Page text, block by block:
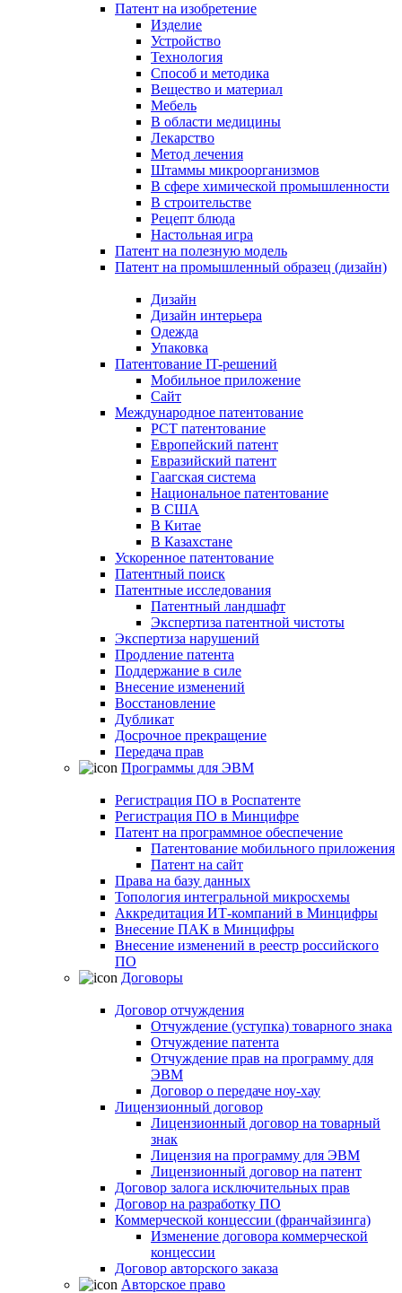
Патент на изобретение
Изделие
Устройство
Технология
Способ и методика
Вещество и материал
Мебель
В области медицины
Лекарство
Метод лечения
Штаммы микроорганизмов
В сфере химической промышленности
В строительстве
Рецепт блюда
Настольная игра
Патент на полезную модель
Патент на промышленный образец (дизайн)
Дизайн
Дизайн интерьера
Одежда
Упаковка
Патентование IT-решений
Мобильное приложение
Сайт
Международное патентование
PCT патентование
Европейский патент
Евразийский патент
Гаагская система
Национальное патентование
В США
В Китае
В Казахстане
Ускоренное патентование
Патентный поиск
Патентные исследования
Патентный ландшафт
Экспертиза патентной чистоты
Экспертиза нарушений
Продление патента
Поддержание в силе
Внесение изменений
Восстановление
Дубликат
Досрочное прекращение
Передача прав
Программы для ЭВМ
Регистрация ПО в Роспатенте
Регистрация ПО в Минцифре
Патент на программное обеспечение
Патентование мобильного приложения
Патент на сайт
Права на базу данных
Топология интегральной микросхемы
Аккредитация ИТ-компаний в Минцифры
Внесение ПАК в Минцифры
Внесение изменений в реестр российского
ПО
Договоры
Договор отчуждения
Отчуждение (уступка) товарного знака
Отчуждение патента
Отчуждение прав на программу для
ЭВМ
Договор о передаче ноу-хау
Лицензионный договор
Лицензионный договор на товарный
знак
Лицензия на программу для ЭВМ
Лицензионный договор на патент
Договор залога исключительных прав
Договор на разработку ПО
Коммерческой концессии (франчайзинга)
Изменение договора коммерческой
концессии
Договор авторского заказа
Авторское право